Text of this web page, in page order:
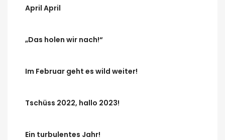
April April
„Das holen wir nach!“
Im Februar geht es wild weiter!
Tschüss 2022, hallo 2023!
Ein turbulentes Jahr!